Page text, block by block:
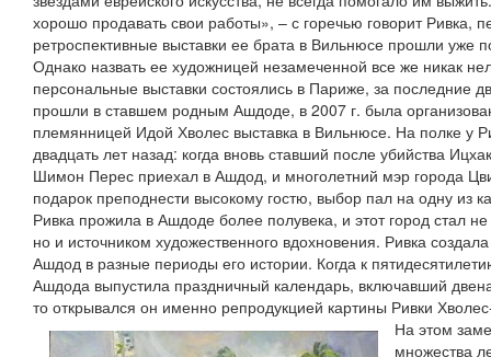
хорошо продавать свои работы», – с горечью говорит Ривка,
ретроспективные выставки ее брата в Вильнюсе прошли уже
Однако назвать ее художницей незамеченной все же никак
персональные выставки состоялись в Париже, за последние
прошли в ставшем родным Ашдоде, в 2007 г. была
племянницей Идой Хволес выставка в Вильнюсе. На полке у
двадцать лет назад: когда вновь ставший после убийства
Шимон Перес приехал в Ашдод, и многолетний мэр города
подарок преподнести высокому гостю, выбор пал на одну из
Ривка прожила в Ашдоде более полувека, и этот город стал
но и источником художественного вдохновения. Ривка
Ашдод в разные периоды его истории. Когда к
Ашдода выпустила праздничный календарь, включавший
то открывался он именно репродукцией картины Ривки
На этом
множества